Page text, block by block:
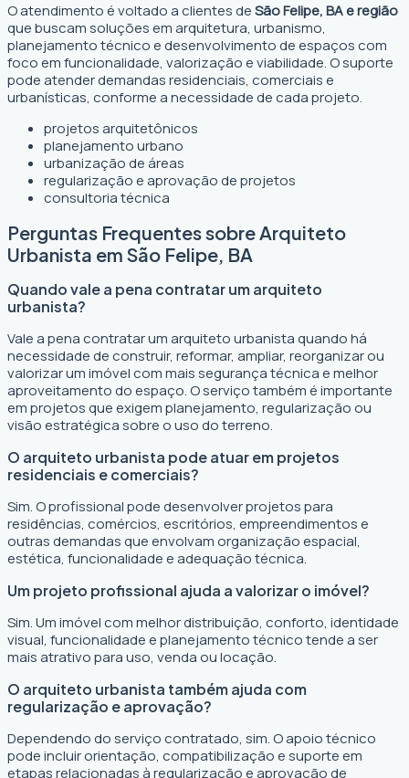
O atendimento é voltado a clientes deSão Felipe, BA e região
que buscam soluções em arquitetura, urbanismo,
planejamento técnico e desenvolvimento de espaços com
foco em funcionalidade, valorização e viabilidade. O suporte
pode atender demandas residenciais, comerciais e
urbanísticas, conforme a necessidade de cada projeto.
projetos arquitetônicos
planejamento urbano
urbanização de áreas
regularização e aprovação de projetos
consultoria técnica
Perguntas Frequentes sobre Arquiteto
Urbanista em São Felipe, BA
Quando vale a pena contratar um arquiteto
urbanista?
Vale a pena contratar um arquiteto urbanista quando há
necessidade de construir, reformar, ampliar, reorganizar ou
valorizar um imóvel com mais segurança técnica e melhor
aproveitamento do espaço. O serviço também é importante
em projetos que exigem planejamento, regularização ou
visão estratégica sobre o uso do terreno.
O arquiteto urbanista pode atuar em projetos
residenciais e comerciais?
Sim. O profissional pode desenvolver projetos para
residências, comércios, escritórios, empreendimentos e
outras demandas que envolvam organização espacial,
estética, funcionalidade e adequação técnica.
Um projeto profissional ajuda a valorizar o imóvel?
Sim. Um imóvel com melhor distribuição, conforto, identidade
visual, funcionalidade e planejamento técnico tende a ser
mais atrativo para uso, venda ou locação.
O arquiteto urbanista também ajuda com
regularização e aprovação?
Dependendo do serviço contratado, sim. O apoio técnico
pode incluir orientação, compatibilização e suporte em
etapas relacionadas à regularização e aprovação de